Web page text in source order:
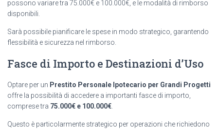
possono variare tra 75.000€ e 100.000€, e le modalità di rimborso
disponibili.
Sarà possibile pianificare le spese in modo strategico, garantendo
flessibilità e sicurezza nel rimborso.
Fasce di Importo e Destinazioni d’Uso
Optare per un Prestito Personale Ipotecario per Grandi Progetti
offre la possibilità di accedere a importanti fasce di importo,
comprese tra 75.000€ e 100.000€
Questo è particolarmente strategico per operazioni che richiedono